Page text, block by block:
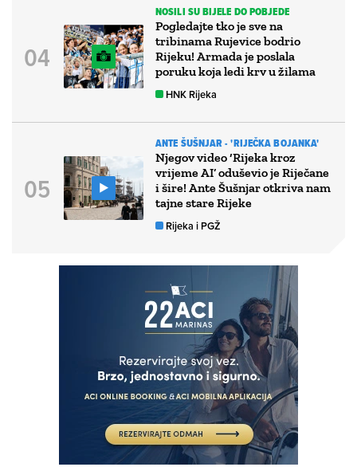
NOSILI SU BIJELE DO POBJEDE
Pogledajte tko je sve na
tribinama Rujevice bodrio
Rijeku! Armada je poslala
poruku koja ledi krv u žilama
HNK Rijeka
ANTE ŠUŠNJAR - 'RIJEČKA BOJANKA'
Njegov video ‘Rijeka kroz
vrijeme AI’ oduševio je Riječane
i šire! Ante Šušnjar otkriva nam
tajne stare Rijeke
Rijeka i PGŽ